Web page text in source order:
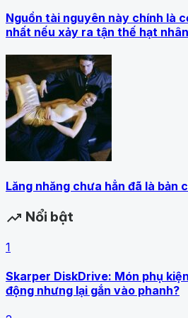
Nguồn tài nguyên này chính là
nhất nếu xảy ra tận thế hạt nhân
Lăng nhăng chưa hẳn đã là bản
trending_up Nổi bật
1
Skarper DiskDrive: Món phụ
động nhưng lại gắn vào phanh?